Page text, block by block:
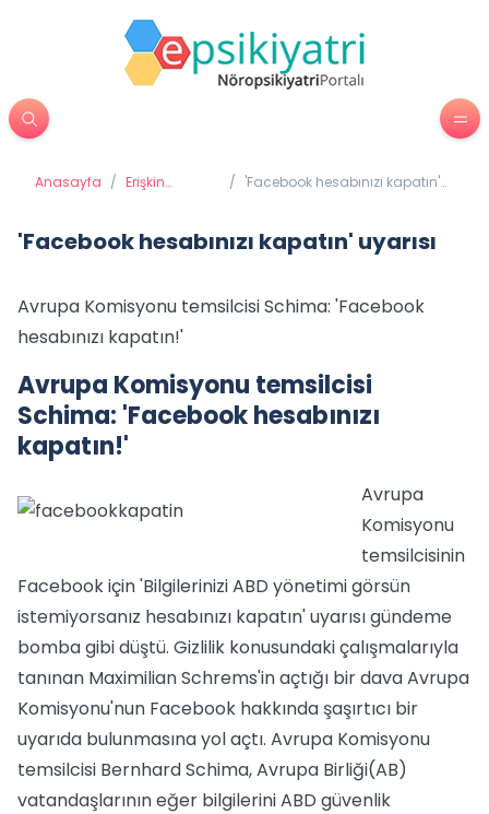
Anasayfa / Erişkin
/ 'Facebook hesabınızı kapatın'
'Facebook hesabınızı kapatın' uyarısı
Avrupa Komisyonu temsilcisi Schima: 'Facebook
hesabınızı kapatın!'
Avrupa Komisyonu temsilcisi
Schima: 'Facebook hesabınızı
kapatın!'
Avrupa
Komisyonu
temsilcisinin
Facebook için 'Bilgilerinizi ABD yönetimi görsün
istemiyorsanız hesabınızı kapatın' uyarısı gündeme
bomba gibi düştü. Gizlilik konusundaki çalışmalarıyla
tanınan Maximilian Schrems'in açtığı bir dava Avrupa
Komisyonu'nun Facebook hakkında şaşırtıcı bir
uyarıda bulunmasına yol açtı. Avrupa Komisyonu
temsilcisi Bernhard Schima, Avrupa Birliği(AB)
vatandaşlarının eğer bilgilerini ABD güvenlik